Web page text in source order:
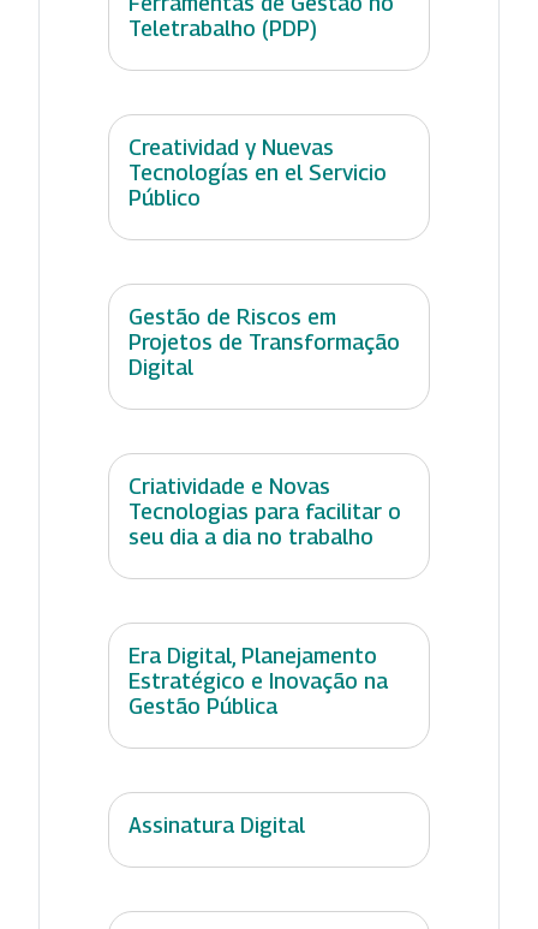
Teletrabalho (PDP)
Creatividad y Nuevas
Tecnologías en el Servicio
Público
Gestão de Riscos em
Projetos de Transformação
Digital
Criatividade e Novas
Tecnologias para facilitar o
seu dia a dia no trabalho
Era Digital, Planejamento
Estratégico e Inovação na
Gestão Pública
Assinatura Digital